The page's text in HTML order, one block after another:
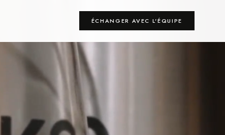
ÉCHANGER AVEC L'ÉQUIPE